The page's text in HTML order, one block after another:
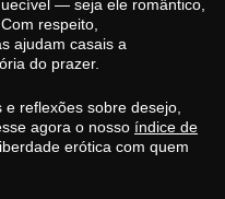
— seja ele romântico,
respeito,
ajudam casais a
do prazer.
reflexões sobre desejo,
agora o nosso índice de
erótica com quem